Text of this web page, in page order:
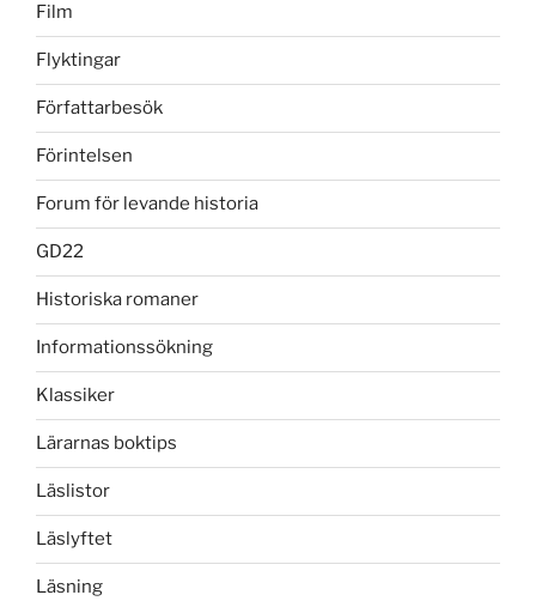
Film
Flyktingar
Författarbesök
Förintelsen
Forum för levande historia
GD22
Historiska romaner
Informationssökning
Klassiker
Lärarnas boktips
Läslistor
Läslyftet
Läsning